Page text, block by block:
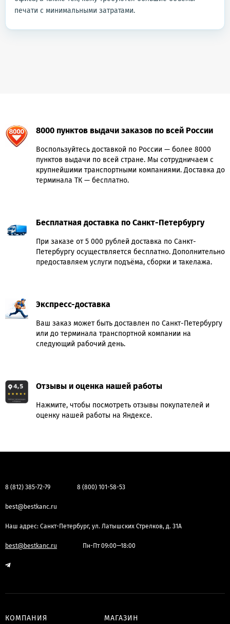
печати с минимальными затратами.
8000 пунктов выдачи заказов по всей России
Воспользуйтесь доставкой по России — более 8000
пунктов выдачи по всей стране. Мы сотрудничаем с
крупнейшими транспортными компаниями. Доставка до
терминала ТК — бесплатно.
Бесплатная доставка по Санкт-Петербургу
При заказе от 5 000 рублей доставка по Санкт-
Петербургу осуществляется бесплатно. Дополнительно
предоставляем услуги подъёма, сборки и такелажа.
Экспресс-доставка
Ваш заказ может быть доставлен по Санкт-Петербургу
или до терминала транспортной компании на
следующий рабочий день.
Отзывы и оценка нашей работы
Нажмите, чтобы посмотреть отзывы покупателей и
оценку нашей работы на Яндексе.
8 (812) 385-72-79 8 (800) 101-58-53
best@bestkanc.ru
Наш адрес: Санкт-Петербург, ул. Латышских Стрелков, д. 31А
best@bestkanc.ru Пн-Пт 09:00—18:00
КОМПАНИЯ МАГАЗИН